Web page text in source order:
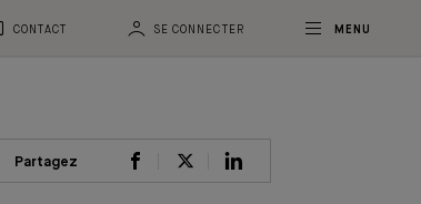
CONTACT SE CONNECTER MENU
Partagez